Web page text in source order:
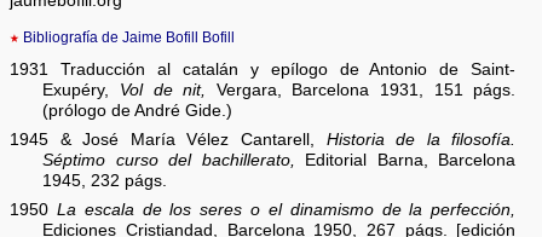
★ Bibliografía de Jaime Bofill Bofill
1931 Traducción al catalán y epílogo de Antonio de Saint-
Exupéry, Vol de nit, Vergara, Barcelona 1931, 151 págs.
(prólogo de André Gide.)
1945 & José María Vélez Cantarell, Historia de la filosofía.
Séptimo curso del bachillerato, Editorial Barna, Barcelona
1945, 232 págs.
1950 La escala de los seres o el dinamismo de la perfección,
Ediciones Cristiandad, Barcelona 1950, 267 págs. [edición